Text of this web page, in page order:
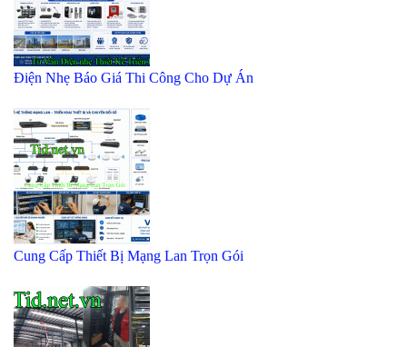
Điện Nhẹ Báo Giá Thi Công Cho Dự Án
Cung Cấp Thiết Bị Mạng Lan Trọn Gói